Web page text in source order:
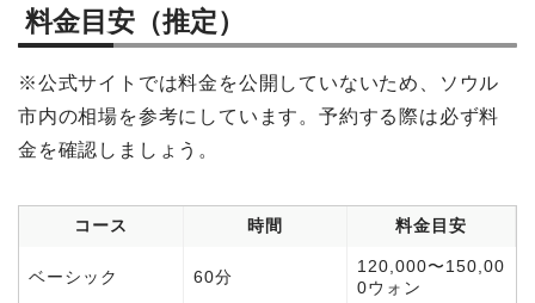
料金目安（推定）
※公式サイトでは料金を公開していないため、ソウル
市内の相場を参考にしています。予約する際は必ず料
金を確認しましょう。
コース 時間 料金目安
ベーシック 60分
120,000〜150,00
0ウォン